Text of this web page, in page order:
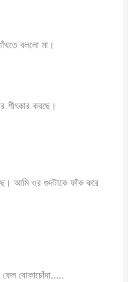
বললো মা।
শীৎকার করছে।
আমি ওর গুদটাকে ফাঁক করে
ফেল বোকাচোঁদা…..